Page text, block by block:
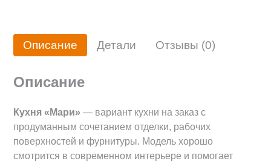
Описание Детали Отзывы (0)
Описание
Кухня «Мари»— вариант кухни на заказ с
продуманным сочетанием отделки, рабочих
поверхностей и фурнитуры. Модель хорошо
смотрится в современном интерьере и помогает